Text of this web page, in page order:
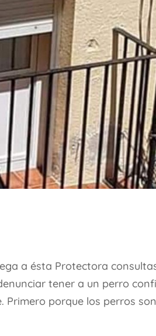
a ésta Protectora
tener a un perro
Primero porque los perros son